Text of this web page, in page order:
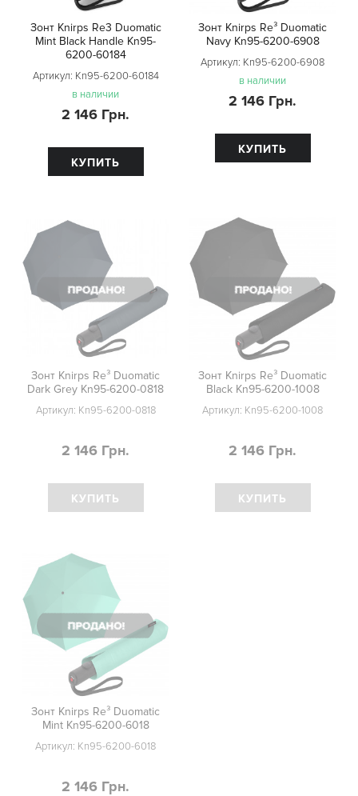
Зонт Knirps Re3 Duomatic
Mint Black Handle Kn95-
6200-60184
Артикул: Kn95-6200-60184
в наличии
2 146 Грн.
КУПИТЬ
Зонт Knirps Re³ Duomatic
Navy Kn95-6200-6908
Артикул: Kn95-6200-6908
в наличии
2 146 Грн.
КУПИТЬ
Зонт Knirps Re³ Duomatic
Dark Grey Kn95-6200-0818
Артикул: Kn95-6200-0818
2 146 Грн.
КУПИТЬ
Зонт Knirps Re³ Duomatic
Black Kn95-6200-1008
Артикул: Kn95-6200-1008
2 146 Грн.
КУПИТЬ
Зонт Knirps Re³ Duomatic
Mint Kn95-6200-6018
Артикул: Kn95-6200-6018
2 146 Грн.